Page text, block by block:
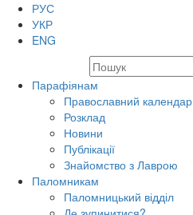
РУС
УКР
ENG
Парафіянам
Православний календар
Розклад
Новини
Публікації
Знайомство з Лаврою
Паломникам
Паломницький відділ